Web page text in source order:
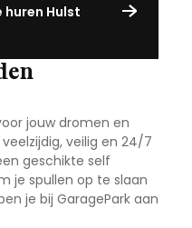
Hulst
jouw dromen en
veilig en 24/7
geschikte self
je spullen op te slaan
je bij GaragePark aan